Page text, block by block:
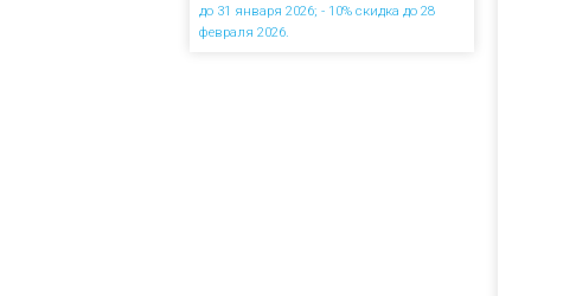
до 31 января 2026; - 10% скидка до 28
февраля 2026.